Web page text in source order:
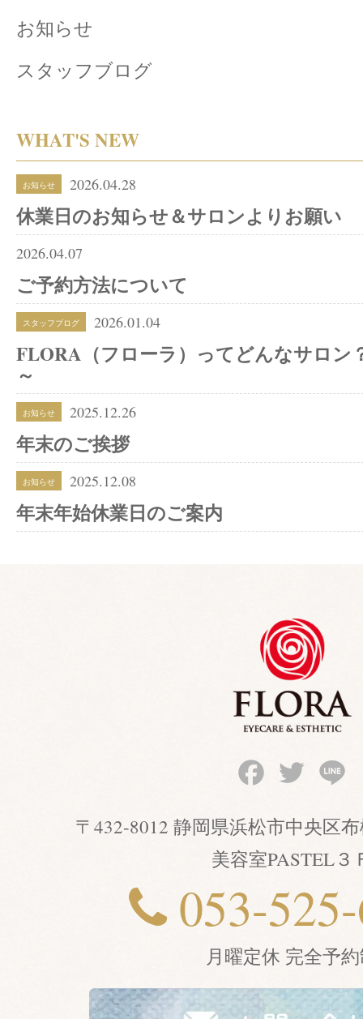
お知らせ
スタッフブログ
WHAT'S NEW
お知らせ 2026.04.28
休業日のお知らせ＆サロンよりお願い
2026.04.07
ご予約方法について
スタッフブログ 2026.01.04
FLORA（フローラ）ってどんなサロ
～
お知らせ 2025.12.26
年末のご挨拶
お知らせ 2025.12.08
年末年始休業日のご案内
Facebook Twitter
〒432-8012 静岡県浜松市中央区
美容室PASTEL３
053-
月曜定休 完全予